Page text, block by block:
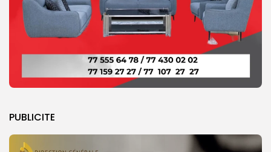
PUBLICITE